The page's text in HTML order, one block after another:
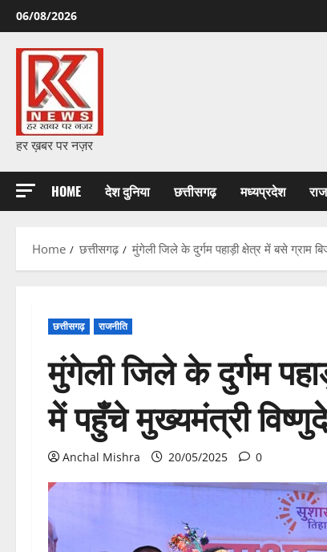
Skip
to
content
06/08/2026
हर ख़बर पर नज़र
HOME देश दुनिया छत्तीसगढ़ मध्यप्रदेश
Home छत्तीसगढ़ मुंगेली जिले के दुर्गम पहाड़ी क्षेत्र में बसे ग्राम
छत्तीसगढ़ राजनीति
मुंगेली जिले के दुर्गम
में पहुँचे मुख्यमंत्री
Anchal Mishra 20/05/2025 0